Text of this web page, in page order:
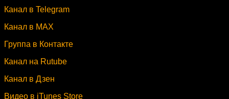
Канал в Telegram
Канал в MAX
Группа в Контакте
Канал на Rutube
Канал в Дзен
Видео в iTunes Store